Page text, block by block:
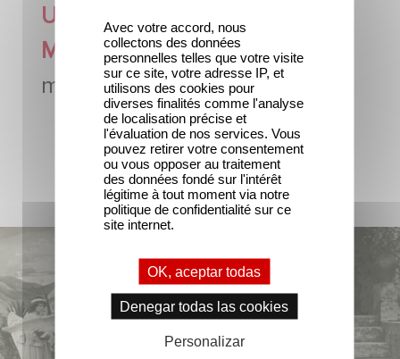
Un homenaje a
Marguerite Dupenloup,
madre de Léon Gaumont
Avec votre accord, nous
collectons des données
personnelles telles que votre visite
sur ce site, votre adresse IP, et
utilisons des cookies pour
diverses finalités comme l'analyse
de localisation précise et
l'évaluation de nos services. Vous
pouvez retirer votre consentement
ou vous opposer au traitement
des données fondé sur l'intérêt
légitime à tout moment via notre
politique de confidentialité sur ce
site internet.
OK, aceptar todas
Denegar todas las cookies
Personalizar